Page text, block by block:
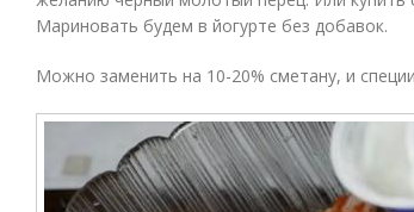
Мариновать будем в йогурте без добавок.
Можно заменить на 10-20% сметану, и